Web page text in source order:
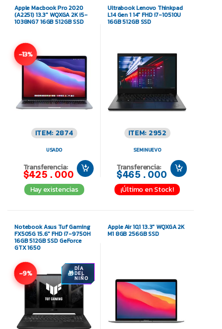
Apple Macbook Pro 2020
(A2251) 13.3″ WQXGA 2K i5-
1038NG7 16GB 512GB SSD
-13%
ITEM: 2874
USADO
Transferencia:
$425.000
Hay existencias
Ultrabook Lenovo Thinkpad
L14 Gen 1 14″ FHD i7-10510U
16GB 512GB SSD
ITEM: 2952
SEMINUEVO
Transferencia:
$465.000
¡Último en Stock!
Notebook Asus Tuf Gaming
FX505G 15.6″ FHD i7-9750H
16GB 512GB SSD GeForce
GTX 1650
-9% DÍA
DEL
NIÑO
Apple Air 10,1 13.3″ WQXGA 2K
M1 8GB 256GB SSD